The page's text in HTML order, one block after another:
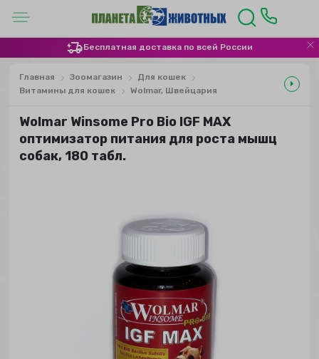
Бесплатная доставка по всей России
Главная Зоомагазин
Для кошек
Витамины для кошек
Wolmar, Швейцария
Wolmar Winsome Pro Bio IGF MAX
оптимизатор питания для роста мышц
собак, 180 табл.